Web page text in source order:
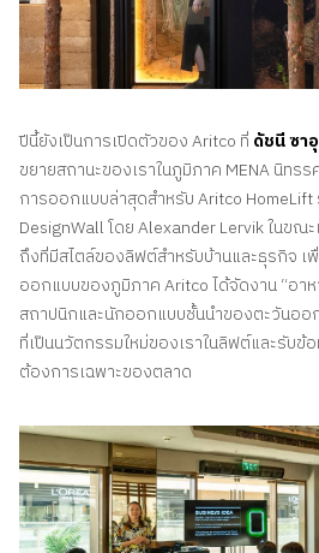
ปีนี้ยังเป็นการเปิดตัวของ Aritco ที่ ดัชนี ซา
ขยายสถานะของเราในภูมิภาค MENA นิท
การออกแบบล่าสุดสําหรับ Aritco
DesignWall โดย Alexander Lervik ในขณ
ถึงที่มีสไตล์ของลิฟต์สําหรับบ้านและธุรกิจ
ออกแบบของภูมิภาค Aritco ได้จัดงาน “อา
สถาปนิกและนักออกแบบชั้นนําของตะวันออ
ที่เป็นนวัตกรรมใหม่ของเราในลิฟต์และรับข้
ต้องการเฉพาะของตลาด